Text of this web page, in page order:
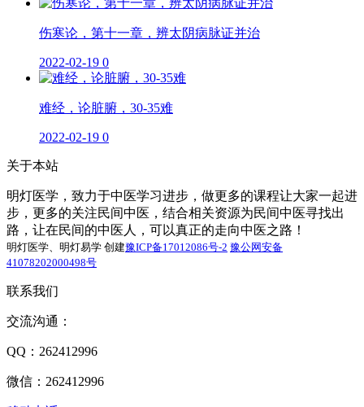
伤寒论，第十一章，辨太阴病脉证并治
2022-02-19 0
难经，论脏腑，30-35难
2022-02-19 0
关于本站
明灯医学，致力于中医学习进步，做更多的课程让大家一起进
步，更多的关注民间中医，结合相关资源为民间中医寻找出
路，让在民间的中医人，可以真正的走向中医之路！
明灯医学、明灯易学 创建豫ICP备17012086号-2 豫公网安备
41078202000498号
联系我们
交流沟通：
QQ：262412996
微信：262412996